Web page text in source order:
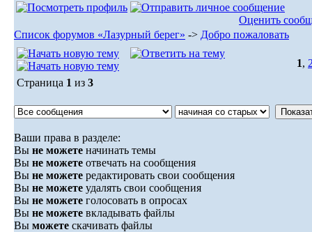
Оценить
Список форумов «Лазурный берег» -> Добро пожаловать
1,
Страница 1 из 3
Ваши права в разделе:
Вы не можете начинать темы
Вы не можете отвечать на сообщения
Вы не можете редактировать свои сообщения
Вы не можете удалять свои сообщения
Вы не можете голосовать в опросах
Вы не можете вкладывать файлы
Вы можете скачивать файлы